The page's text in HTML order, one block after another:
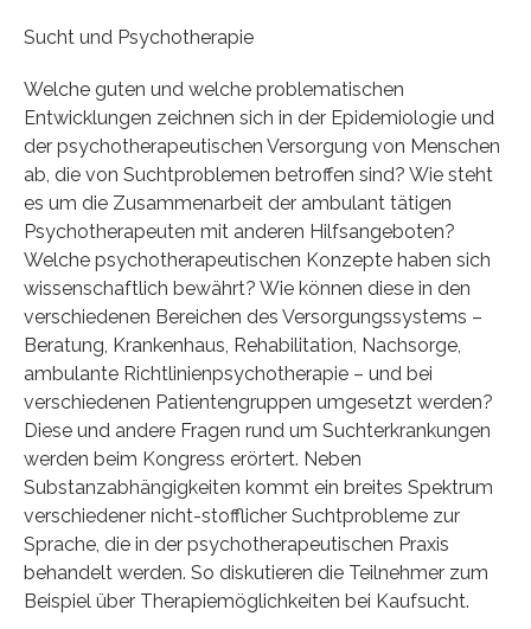
Sucht und Psychotherapie
Welche guten und welche problematischen
Entwicklungen zeichnen sich in der Epidemiologie und
der psychotherapeutischen Versorgung von Menschen
ab, die von Suchtproblemen betroffen sind? Wie steht
es um die Zusammenarbeit der ambulant tätigen
Psychotherapeuten mit anderen Hilfsangeboten?
Welche psychotherapeutischen Konzepte haben sich
wissenschaftlich bewährt? Wie können diese in den
verschiedenen Bereichen des Versorgungssystems –
Beratung, Krankenhaus, Rehabilitation, Nachsorge,
ambulante Richtlinienpsychotherapie – und bei
verschiedenen Patientengruppen umgesetzt werden?
Diese und andere Fragen rund um Suchterkrankungen
werden beim Kongress erörtert. Neben
Substanzabhängigkeiten kommt ein breites Spektrum
verschiedener nicht-stofflicher Suchtprobleme zur
Sprache, die in der psychotherapeutischen Praxis
behandelt werden. So diskutieren die Teilnehmer zum
Beispiel über Therapiemöglichkeiten bei Kaufsucht.